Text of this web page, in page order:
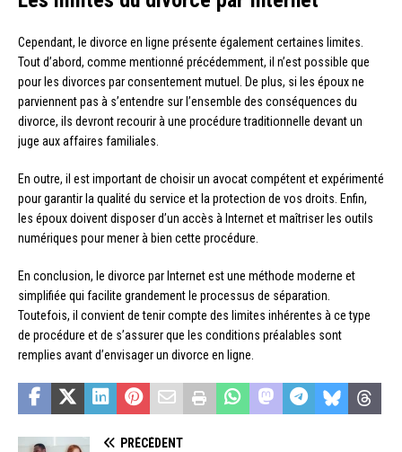
Cependant, le divorce en ligne présente également certaines limites.
Tout d’abord, comme mentionné précédemment, il n’est possible que
pour les divorces par consentement mutuel. De plus, si les époux ne
parviennent pas à s’entendre sur l’ensemble des conséquences du
divorce, ils devront recourir à une procédure traditionnelle devant un
juge aux affaires familiales.
En outre, il est important de choisir un avocat compétent et expérimenté
pour garantir la qualité du service et la protection de vos droits. Enfin,
les époux doivent disposer d’un accès à Internet et maîtriser les outils
numériques pour mener à bien cette procédure.
En conclusion, le divorce par Internet est une méthode moderne et
simplifiée qui facilite grandement le processus de séparation.
Toutefois, il convient de tenir compte des limites inhérentes à ce type
de procédure et de s’assurer que les conditions préalables sont
remplies avant d’envisager un divorce en ligne.
PRÉCÉDENT